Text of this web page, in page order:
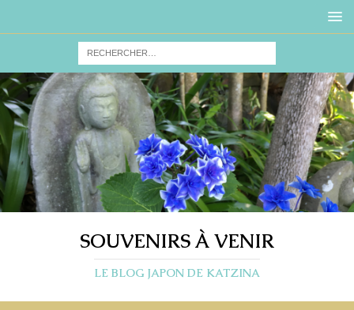
SOUVENIRS À VENIR
LE BLOG JAPON DE KATZINA